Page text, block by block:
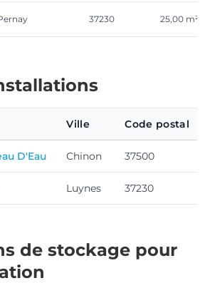
37230 25,00 m²
Ville Code postal
D'Eau Chinon 37500
Luynes 37230
de stockage pour